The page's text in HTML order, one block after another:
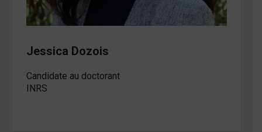
Jessica Dozois
Candidate au doctorant
INRS